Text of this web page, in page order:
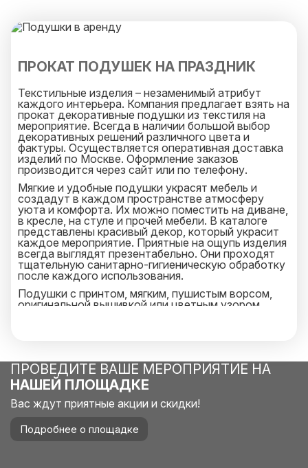
И специально для Вас мы закрепим персонального
менеджера, который оперативно ответит на
сутки.
ПРОКАТ ПОДУШЕК НА ПРАЗДНИК
Текстильные изделия – незаменимый атрибут
каждого интерьера. Компания предлагает взять на
прокат декоративные подушки из текстиля на
мероприятие. Всегда в наличии большой выбор
декоративных решений различного цвета и
фактуры. Осуществляется оперативная доставка
изделий по Москве. Оформление заказов
производится через сайт или по телефону.
Мягкие и удобные подушки украсят мебель и
создадут в каждом пространстве атмосферу
уюта и комфорта. Их можно поместить на диване,
в кресле, на стуле и прочей мебели. В каталоге
представлены красивый декор, который украсит
каждое мероприятие. Приятные на ощупь изделия
всегда выглядят презентабельно. Они проходят
тщательную санитарно-гигиеническую обработку
после каждого использования.
Подушки с принтом, мягким, пушистым ворсом,
оригинальной вышивкой или цветным узором
изделия отлично впишутся в каждое
пространство. Благодаря качественному
текстилю изделия можно использовать в уличных
условиях в любой сезон.
Преимущества аренды декоративных подушек:
невысокая цена и оперативная доставка;
ПРОВЕДИТЕ ВАШЕ МЕРОПРИЯТИЕ НА
НАШЕЙ ПЛОЩАДКЕ
Вас ждут приятные акции и скидки!
Подробнее о площадке